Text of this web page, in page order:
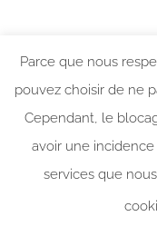
Qu’est
déroule
Parce que nous
pouvez choisir de ne
Cependant, le
avoir une
services que